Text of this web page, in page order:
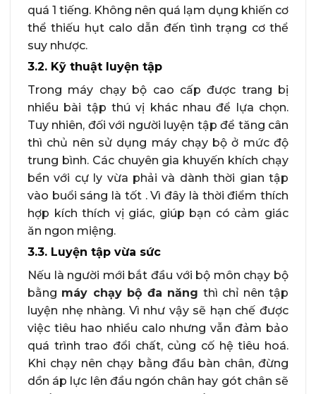
quá 1 tiếng. Không nên quá lạm dụng khiến cơ
thể thiếu hụt calo dẫn đến tình trạng cơ thể
suy nhược.
3.2. Kỹ thuật luyện tập
Trong máy chạy bộ cao cấp được trang bị
nhiều bài tập thú vị khác nhau để lựa chọn.
Tuy nhiên, đối với người luyện tập để tăng cân
thì chủ nên sử dụng máy chạy bộ ở mức độ
trung bình. Các chuyên gia khuyến khích chạy
bền với cự ly vừa phải và dành thời gian tập
vào buổi sáng là tốt . Vì đây là thời điểm thích
hợp kích thích vị giác, giúp bạn có cảm giác
ăn ngon miệng.
3.3. Luyện tập vừa sức
Nếu là người mới bắt đầu với bộ môn chạy bộ
bằng máy chạy bộ đa năng thì chỉ nên tập
luyện nhẹ nhàng. Vì như vậy sẽ hạn chế được
việc tiêu hao nhiều calo nhưng vẫn đảm bảo
quá trình trao đổi chất, củng cố hệ tiêu hoá.
Khi chạy nên chạy bằng đầu bàn chân, đừng
dồn áp lực lên đầu ngón chân hay gót chân sẽ